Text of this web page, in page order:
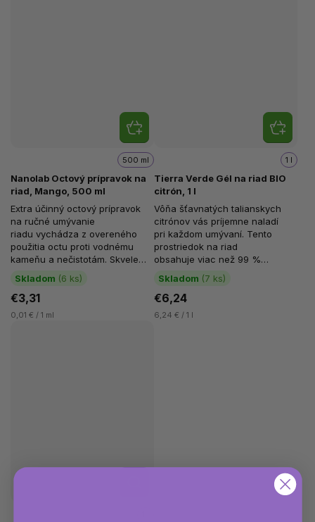
Nanolab Octový prípravok na
riad, Mango, 500 ml
Skladom (6 ks)
500 ml
€3,31
0,01 € / 1 ml
Extra účinný octový prípravok
na ručné umývanie
riadu vychádza z overeného
použitia octu proti vodnému
kameňu a nečistotám. Skvele
funguje pri každodennom
umývaní,...
Tierra Verde Gél na riad BIO
citrón, 1 l
Skladom (7 ks)
1 l
€6,24
6,24 € / 1 l
Vôňa šťavnatých talianskych
citrónov vás príjemne naladí
pri každom umývaní. Tento
prostriedok na riad
obsahuje viac než 99 %
prírodných surovín,...